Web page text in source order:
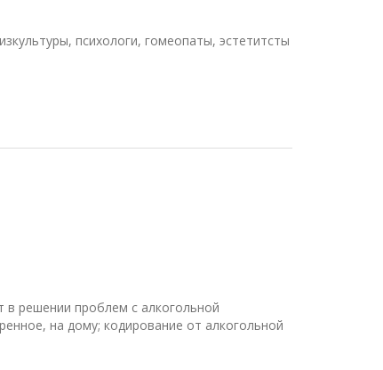
психологи, гомеопаты, эстетитсты
в решении проблем с алкогольной
на дому; кодирование от алкогольной